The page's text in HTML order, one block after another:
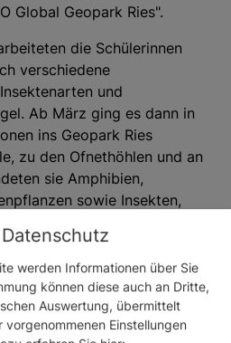
Global Geopark Ries".
die Schülerinnen
verschiedene
und
Ab März ging es dann in
ins Geopark Ries
zu den Ofnethöhlen und an
sie Amphibien,
sowie Insekten,
die Teilnehmenden eine
in Dillingen
ins Erlebnis-Geotop
werden Informationen über Sie
können diese auch an Dritte,
Auswertung, übermittelt
Einstellungen